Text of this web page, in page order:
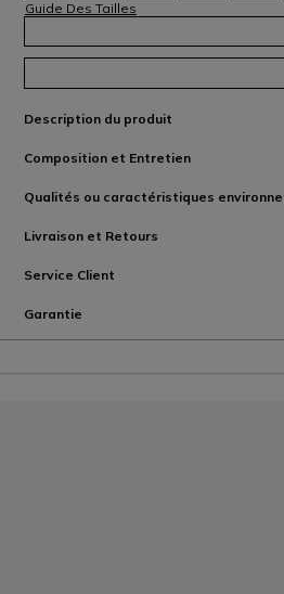
Guide Des Tailles
Description du produit
Composition et Entretien
Qualités ou caractéristiques
Livraison et Retours
Service Client
Garantie